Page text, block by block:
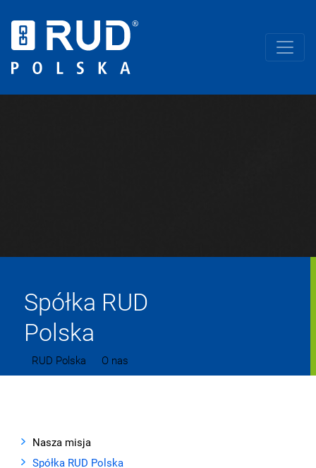
RUD Polska O nas
Spółka RUD
Polska
Nasza misja
Spółka RUD Polska